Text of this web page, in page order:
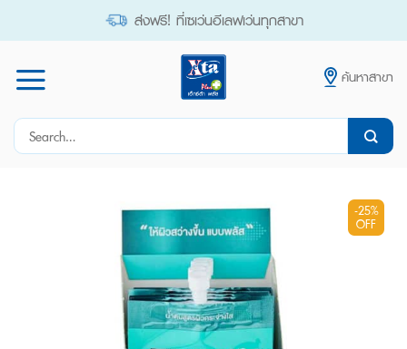
ส่งฟรี! ที่เซเว่นอีเลฟเว่นทุกสาขา
ค้นหาสาขา
Search
-25%
OFF